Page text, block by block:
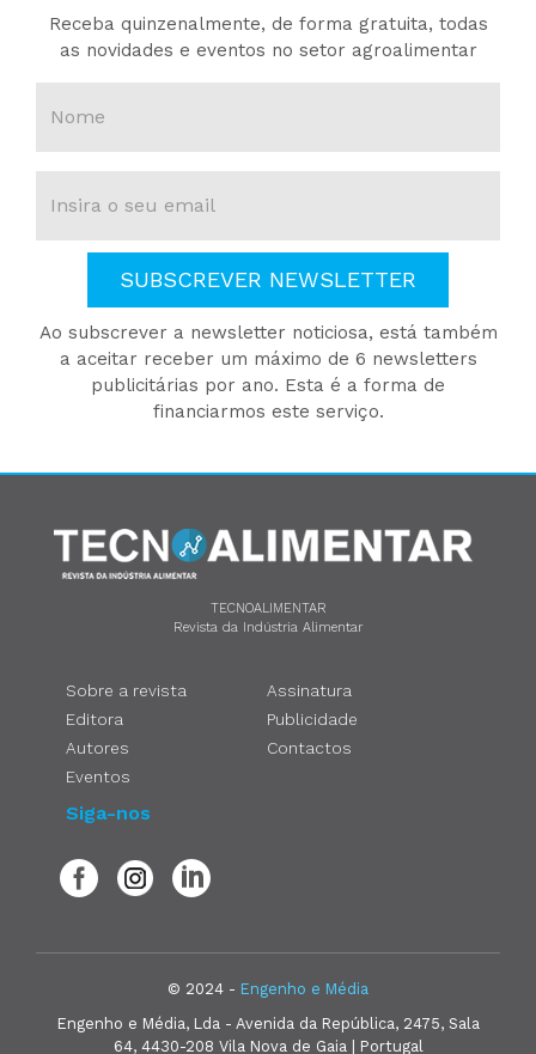
Receba quinzenalmente, de forma gratuita, todas
as novidades e eventos no setor agroalimentar
SUBSCREVER NEWSLETTER
Ao subscrever a newsletter noticiosa, está também
a aceitar receber um máximo de 6 newsletters
publicitárias por ano. Esta é a forma de
financiarmos este serviço.
TECNOALIMENTAR
Revista da Indústria Alimentar
Sobre a revista
Editora
Autores
Eventos
Assinatura
Publicidade
Contactos
Siga-nos
© 2024 - Engenho e Média
Engenho e Média, Lda - Avenida da República, 2475, Sala
64, 4430-208 Vila Nova de Gaia | Portugal